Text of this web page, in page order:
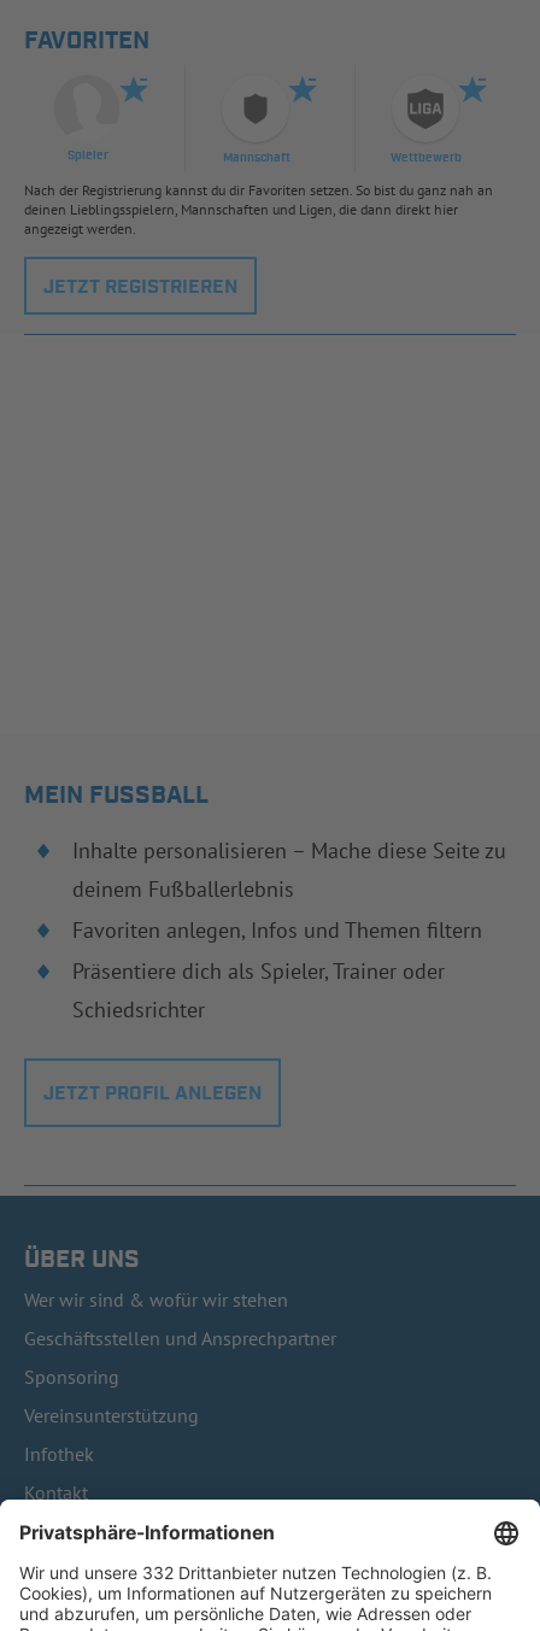
FAVORITEN
Spieler Mannschaft Wettbewerb
Nach der Registrierung kannst du dir Favoriten setzen. So bist du ganz nah an
deinen Lieblingsspielern, Mannschaften und Ligen, die dann direkt hier
angezeigt werden.
JETZT REGISTRIEREN
MEIN FUSSBALL
Inhalte personalisieren – Mache diese Seite zu
deinem Fußballerlebnis
Favoriten anlegen, Infos und Themen filtern
Präsentiere dich als Spieler, Trainer oder
Schiedsrichter
JETZT PROFIL ANLEGEN
ÜBER UNS
Wer wir sind & wofür wir stehen
Geschäftsstellen und Ansprechpartner
Sponsoring
Vereinsunterstützung
Infothek
Kontakt
HÄUFIG BESUCHTE SEITEN
Pässe und Vereinswechsel